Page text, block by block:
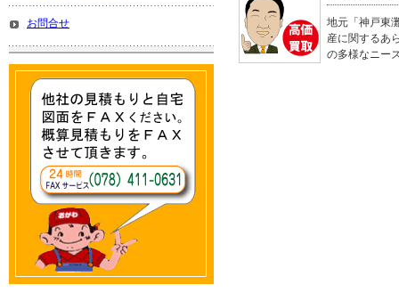
地元「神戸東
産に関するあ
の多様なニー
お問合せ